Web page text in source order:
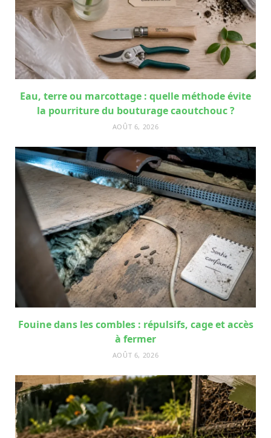
Eau, terre ou marcottage : quelle méthode évite
la pourriture du bouturage caoutchouc ?
AOÛT 6, 2026
Fouine dans les combles : répulsifs, cage et accès
à fermer
AOÛT 6, 2026